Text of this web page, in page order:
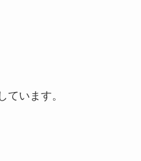
ています。